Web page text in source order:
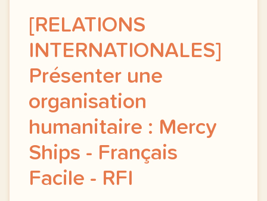
[RELATIONS
INTERNATIONALES]
Présenter une
organisation
humanitaire : Mercy
Ships - Français
Facile - RFI